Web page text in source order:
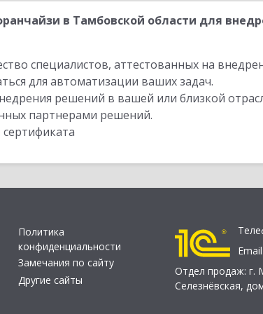
в Тамбовской области для
специалистов, аттестованных на
для автоматизации ваших задач.
решений в вашей или близкой
партнерами решений.
Политика
конфиденциальности
Замечания по сайту
Другие сайты
Email:
Отдел продаж: г.
Селезнёвская,